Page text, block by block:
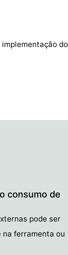
do
consumo de
pode ser
ferramenta ou